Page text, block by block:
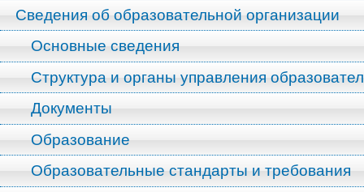
Сведения об образовательной организации
Основные сведения
Структура и органы управления
Документы
Образование
Образовательные стандарты и требования